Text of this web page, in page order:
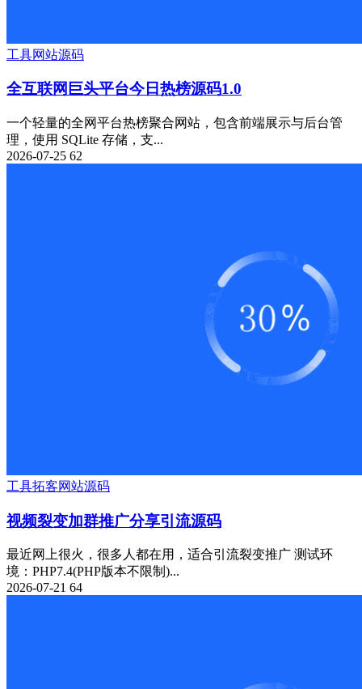
工具网站源码
全互联网巨头平台今日热榜源码1.0
一个轻量的全网平台热榜聚合网站，包含前端展示与后台管
理，使用 SQLite 存储，支...
2026-07-25 62
工具拓客网站源码
视频裂变加群推广分享引流源码
最近网上很火，很多人都在用，适合引流裂变推广 测试环
境：PHP7.4(PHP版本不限制)...
2026-07-21 64